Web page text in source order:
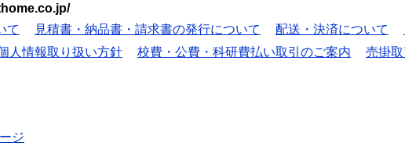
て 見積書・納品書・請求書の発行について 配送・決済について
人情報取り扱い方針 校費・公費・科研費払い取引のご案内 売掛
ジ